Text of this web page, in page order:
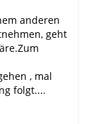
anderen
geht
, mal
folgt....